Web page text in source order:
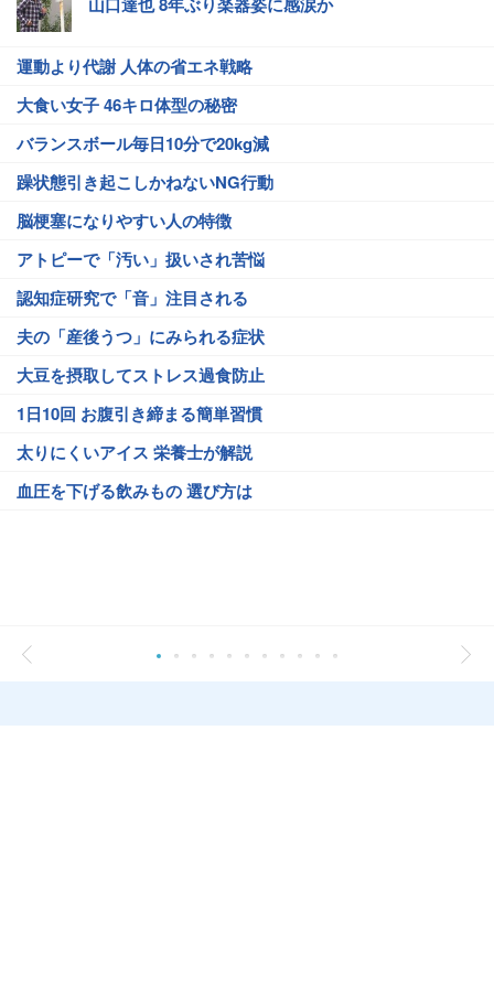
運動より代謝 人体の省エネ戦略
大食い女子 46キロ体型の秘密
バランスボール毎日10分で20kg減
躁状態引き起こしかねないNG行動
脳梗塞になりやすい人の特徴
アトピーで「汚い」扱いされ苦悩
認知症研究で「音」注目される
夫の「産後うつ」にみられる症状
大豆を摂取してストレス過食防止
1日10回 お腹引き締まる簡単習慣
太りにくいアイス 栄養士が解説
血圧を下げる飲みもの 選び方は